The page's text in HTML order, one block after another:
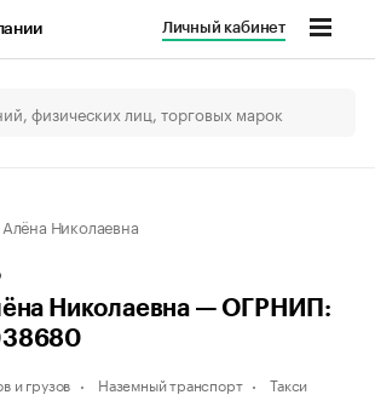
Личный кабинет
Николаевна
Николаевна — ОГРНИП:
и грузов Наземный транспорт Такси